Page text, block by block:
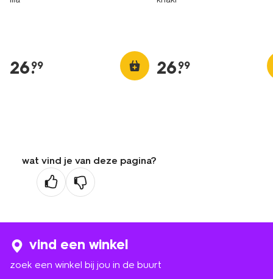
26.
99 26.
99
wat vind je van deze pagina?
vind een winkel
zoek een winkel bij jou in de buurt